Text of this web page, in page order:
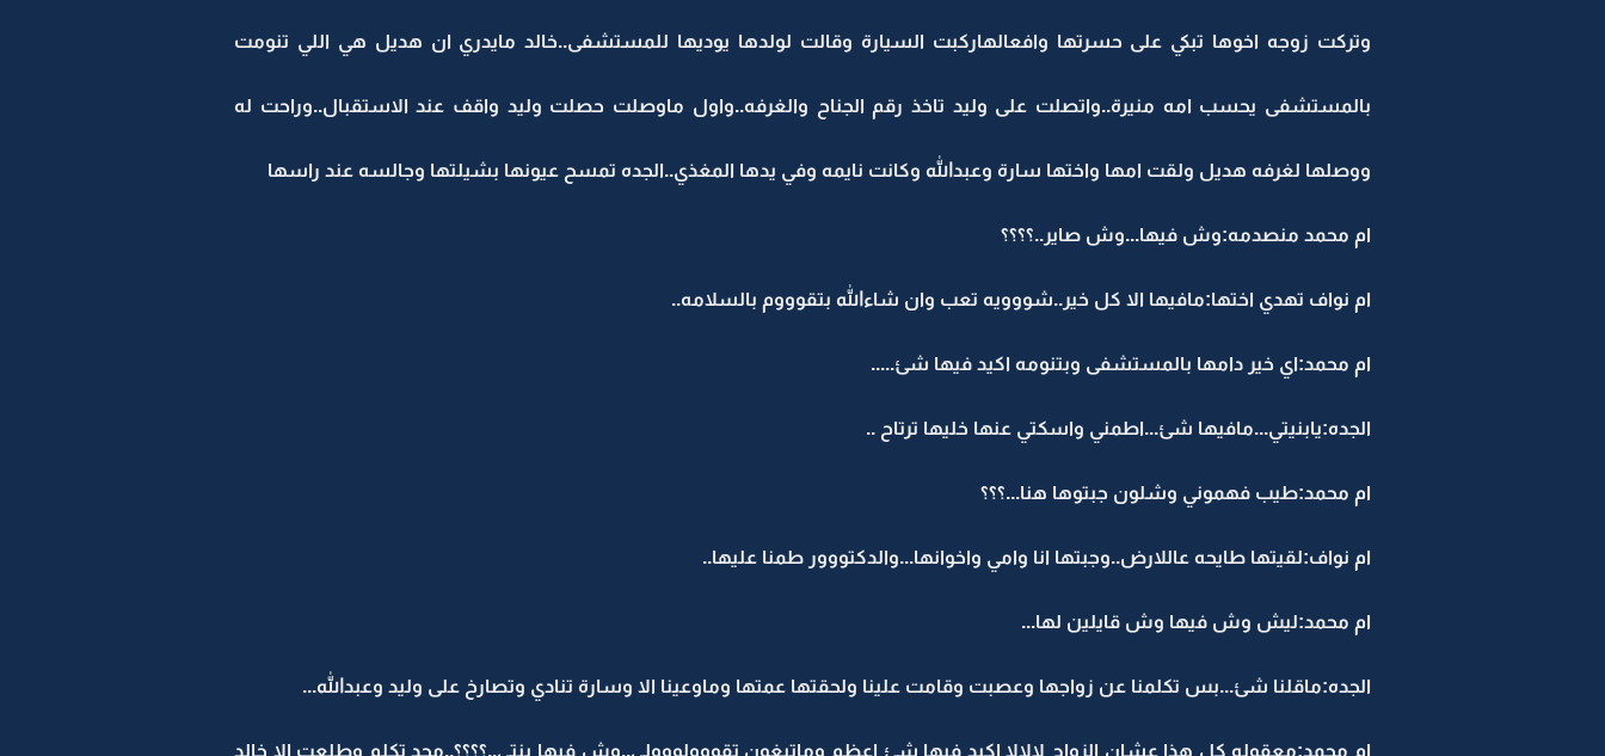
وتركت زوجه اخوها تبكي على حسرتها وافعالهاركبت السيارة وقالت لولدها يوديها للمستشفى..خالد مايدري ان هديل هي اللي تنومت
بالمستشفى يحسب امه منيرة..واتصلت على وليد تاخذ رقم الجناح والغرفه..واول ماوصلت حصلت وليد واقف عند الاستقبال..وراحت له
ووصلها لغرفه هديل ولقت امها واختها سارة وعبدالله وكانت نايمه وفي يدها المغذي..الجده تمسح عيونها بشيلتها وجالسه عند راسها
ام محمد منصدمه:وش فيها...وش صاير..؟؟؟؟
ام نواف تهدي اختها:مافيها الا كل خير..شووويه تعب وان شاءالله بتقوووم بالسلامه..
ام محمد:اي خير دامها بالمستشفى وبتنومه اكيد فيها شئ.....
الجده:يابنيتي...مافيها شئ...اطمني واسكتي عنها خليها ترتاح ..
ام محمد:طيب فهموني وشلون جبتوها هنا...؟؟؟
ام نواف:لقيتها طايحه عاللارض..وجبتها انا وامي واخوانها...والدكتووور طمنا عليها..
ام محمد:ليش وش فيها وش قايلين لها...
الجده:ماقلنا شئ...بس تكلمنا عن زواجها وعصبت وقامت علينا ولحقتها عمتها وماوعينا الا وسارة تنادي وتصارخ على وليد وعبدالله...
ام محمد:معقوله كل هذا عشان الزواج لالالا اكيد فيها شئ اعظم وماتبغون تقووولووولي..وش فيها بنتي..؟؟؟؟..محد تكلم وطلعت الا خالد